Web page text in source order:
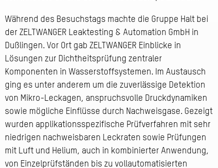
Während des Besuchstags machte die Gruppe Halt bei
der ZELTWANGER Leaktesting & Automation GmbH in
Dußlingen. Vor Ort gab ZELTWANGER Einblicke in
Lösungen zur Dichtheitsprüfung zentraler
Komponenten in Wasserstoffsystemen. Im Austausch
ging es unter anderem um die zuverlässige Detektion
von Mikro-Leckagen, anspruchsvolle Druckdynamiken
sowie mögliche Einflüsse durch Nachweisgase. Gezeigt
wurden applikationsspezifische Prüfverfahren mit sehr
niedrigen nachweisbaren Leckraten sowie Prüfungen
mit Luft und Helium, auch in kombinierter Anwendung,
von Einzelprüfständen bis zu vollautomatisierten